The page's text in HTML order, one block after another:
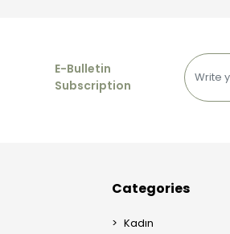
E-Bulletin
Subscription
Categories
Kadın